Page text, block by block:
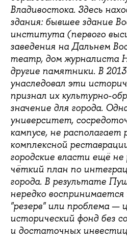
Владивостока. Здесь
здания: бывшее здание
института (первого
заведения на Дальнем
театр, дом журналиста
другие памятники. В
унаследовал эти
признал их культурно-
значение для города.
университет,
кампусе, не располагает
комплексной
городские власти ещё
чёткий план по
города. В результате
нередко воспринимается
"резерв" или проблема —
исторический фонд без
и достаточных